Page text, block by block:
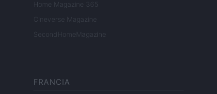
Home Magazine 365
Cineverse Magazine
SecondHomeMagazine
FRANCIA